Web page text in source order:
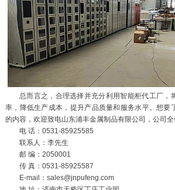
总而言之，合理选择并充分利用智能柜代工厂，
率，降低生产成本，提升产品质量和服务水平。想要
的内容，欢迎致电山东浦丰金属制品有限公司，公司全
电 话：0531-85925585
联系人：李先生
邮 编：2050001
传 真：0531-85925587
E-mail：sales@jnpufeng.com